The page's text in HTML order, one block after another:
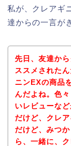
私が、クレアギ
達からの一言が
先日、友達か
ススメされた
ニンEXの商品
んだよね。色
いレビューな
だけど、クレ
だけど、みつ
ら、一緒に、